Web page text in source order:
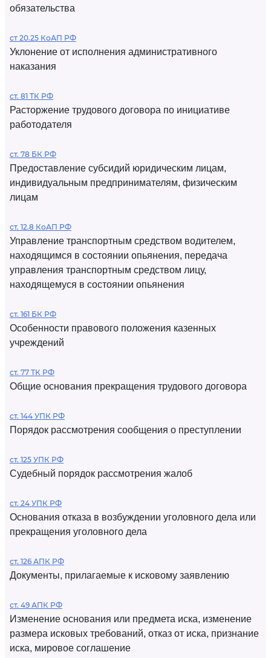
обязательства
ст 20.25 КоАП РФ
Уклонение от исполнения административного
наказания
ст. 81 ТК РФ
Расторжение трудового договора по инициативе
работодателя
ст. 78 БК РФ
Предоставление субсидий юридическим лицам,
индивидуальным предпринимателям, физическим
лицам
ст. 12.8 КоАП РФ
Управление транспортным средством водителем,
находящимся в состоянии опьянения, передача
управления транспортным средством лицу,
находящемуся в состоянии опьянения
ст. 161 БК РФ
Особенности правового положения казенных
учреждений
ст. 77 ТК РФ
Общие основания прекращения трудового договора
ст. 144 УПК РФ
Порядок рассмотрения сообщения о преступлении
ст. 125 УПК РФ
Судебный порядок рассмотрения жалоб
ст. 24 УПК РФ
Основания отказа в возбуждении уголовного дела или
прекращения уголовного дела
ст. 126 АПК РФ
Документы, прилагаемые к исковому заявлению
ст. 49 АПК РФ
Изменение основания или предмета иска, изменение
размера исковых требований, отказ от иска, признание
иска, мировое соглашение